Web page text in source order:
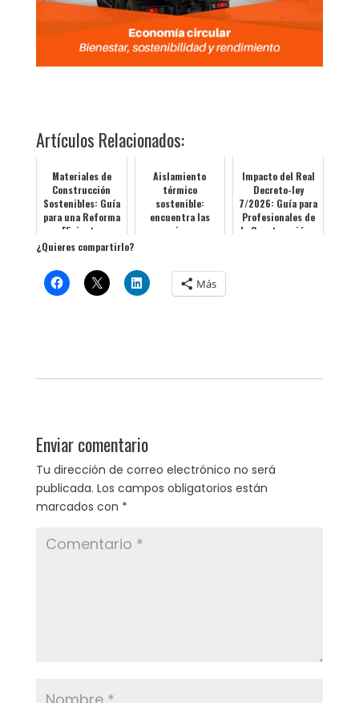
Artículos Relacionados:
Materiales de
Construcción
Sostenibles: Guía
para una Reforma
Eficiente,
Rentable y con
Aislamiento
térmico
sostenible:
encuentra las
mejores
Impacto del Real
Decreto-ley
7/2026: Guía para
Profesionales de
la Construcción y
¿Quieres compartirlo?
Más
Enviar comentario
Tu dirección de correo electrónico no será
publicada. Los campos obligatorios están
marcados con *